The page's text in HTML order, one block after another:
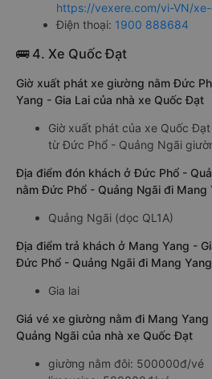
https://vexere.com/vi-VN/
Điện thoại: 1900 888684
🚌 4. Xe Quốc Đạt
Giờ xuất phát xe giường nằm Đức
Yang - Gia Lai của nhà xe Quốc Đạt
Giờ xuất phát của xe Quốc
từ Đức Phổ - Quảng Ngãi
Địa điểm đón khách ở Đức Phổ -
nằm Đức Phổ - Quảng Ngãi đi Mang
Quảng Ngãi (dọc QL1A)
Địa điểm trả khách ở Mang Yang -
Đức Phổ - Quảng Ngãi đi Mang
Gia lai
Giá vé xe giường nằm đi Mang
Quảng Ngãi của nhà xe Quốc Đạt
giường nằm đôi: 500000đ/vé